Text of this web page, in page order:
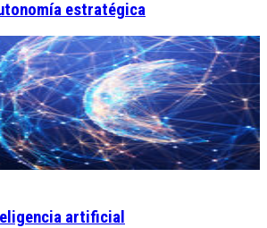
estratégica
artificial